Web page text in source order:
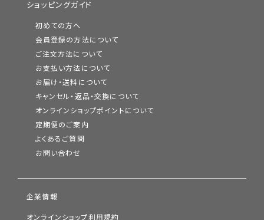
ショッピングガイド
初めての方へ
会員登録の方法について
ご注文方法について
お支払い方法について
お届け・送料について
キャンセル・返品・交換について
オンラインショップポイントについて
定期便のご案内
よくあるご質問
お問い合わせ
企業情報
オンラインショップ利用規約